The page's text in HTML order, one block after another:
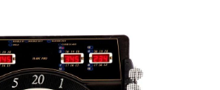
Merk:Karella
Op voorraad